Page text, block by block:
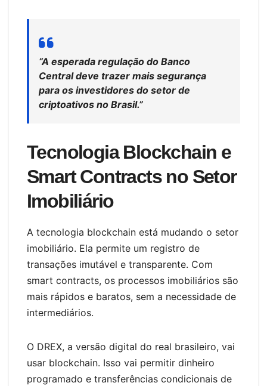
“A esperada regulação do Banco
Central deve trazer mais segurança
para os investidores do setor de
criptoativos no Brasil.”
Tecnologia Blockchain e
Smart Contracts no Setor
Imobiliário
A tecnologia blockchain está mudando o setor
imobiliário. Ela permite um registro de
transações imutável e transparente. Com
smart contracts, os processos imobiliários são
mais rápidos e baratos, sem a necessidade de
intermediários.
O DREX, a versão digital do real brasileiro, vai
usar blockchain. Isso vai permitir dinheiro
programado e transferências condicionais de